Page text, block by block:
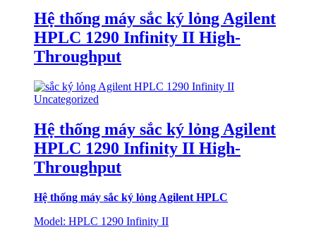
Hệ thống máy sắc ký lỏng Agilent
HPLC 1290 Infinity II High-
Throughput
Uncategorized
Hệ thống máy sắc ký lỏng Agilent
HPLC 1290 Infinity II High-
Throughput
Hệ thống máy sắc ký lỏng Agilent HPLC
Model: HPLC 1290 Infinity II